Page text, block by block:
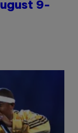
9-